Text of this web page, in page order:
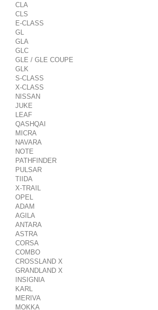
CLA
CLS
E-CLASS
GL
GLA
GLC
GLE / GLE COUPE
GLK
S-CLASS
X-CLASS
NISSAN
JUKE
LEAF
QASHQAI
MICRA
NAVARA
NOTE
PATHFINDER
PULSAR
TIIDA
X-TRAIL
OPEL
ADAM
AGILA
ANTARA
ASTRA
CORSA
COMBO
CROSSLAND X
GRANDLAND X
INSIGNIA
KARL
MERIVA
MOKKA